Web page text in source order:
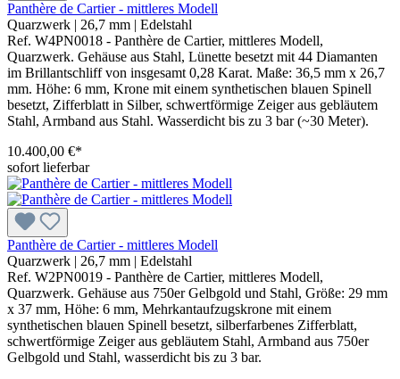
Panthère de Cartier - mittleres Modell
Quarzwerk | 26,7 mm | Edelstahl
Ref. W4PN0018 - Panthère de Cartier, mittleres Modell,
Quarzwerk. Gehäuse aus Stahl, Lünette besetzt mit 44 Diamanten
im Brillantschliff von insgesamt 0,28 Karat. Maße: 36,5 mm x 26,7
mm. Höhe: 6 mm, Krone mit einem synthetischen blauen Spinell
besetzt, Zifferblatt in Silber, schwertförmige Zeiger aus gebläutem
Stahl, Armband aus Stahl. Wasserdicht bis zu 3 bar (~30 Meter).
10.400,00 €*
sofort lieferbar
Panthère de Cartier - mittleres Modell
Quarzwerk | 26,7 mm | Edelstahl
Ref. W2PN0019 - Panthère de Cartier, mittleres Modell,
Quarzwerk. Gehäuse aus 750er Gelbgold und Stahl, Größe: 29 mm
x 37 mm, Höhe: 6 mm, Mehrkantaufzugskrone mit einem
synthetischen blauen Spinell besetzt, silberfarbenes Zifferblatt,
schwertförmige Zeiger aus gebläutem Stahl, Armband aus 750er
Gelbgold und Stahl, wasserdicht bis zu 3 bar.